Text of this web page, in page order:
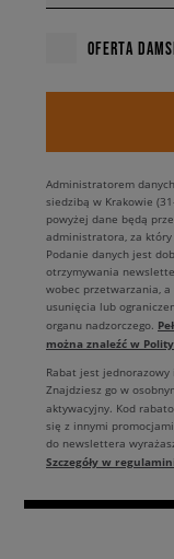
OFERTA
Administratorem
siedzibą w Krakowie
powyżej dane będą
administratora, za który
Podanie danych jest
otrzymywania
wobec przetwarzania,
usunięcia lub
organu nadzorczego.
można znaleźć w
Rabat jest
Znajdziesz go w
aktywacyjny. Kod
się z innymi
do newslettera
Szczegóły w